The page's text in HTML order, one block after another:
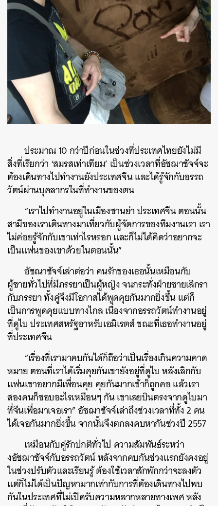
ประมาณ 10 กว่าปีก่อนในช่วงที่ประเทศไทยยังไม่มี
สิ่งที่เรียกว่า ‘สมรสเท่าเทียม’ เป็นช่วงเวลาที่อัชฌาชัจจ์จะ
ต้องเดินทางไปทำงานยังประเทศจีน และได้รู้จักกับอรรถ
วัตน์ผ่านบุคลากรในที่ทำงานของตน
“เราไปทำงานอยู่ในเมืองซานย่า ประเทศจีน ตอนนั้น
สามีของเราเดินทางมาเที่ยวกับผู้จัดการของทีมงานเรา เรา
ไม่ค่อยรู้จักกับเขาเท่าไรหรอก และก็ไม่ได้คิดว่าอยากจะ
เป็นแฟนของเขาด้วยในตอนนั้น”
อัชณาชัจจ์เล่าต่อว่า คนรักของเธอนั้นเหมือนกับ
ผู้ชายทั่วไปที่มีภรรยาเป็นผู้หญิง จนกระทั่งฝ่ายชายเลิกรา
กับภรรยา ทั้งคู่จึงมีโอกาสได้พูดคุยกันมากยิ่งขึ้น แต่ก็
เป็นการพูดคุยแบบทางไกล เนื่องจากอรรถวัตน์ทำงานอยู่
ที่ดูไบ ประเทศสหรัฐอาหรับเอมิเรตส์ ขณะที่เธอทำงานอยู่
ที่ประเทศจีน
“เรื่องที่เรามาคบกันได้ก็ถือว่าเป็นเรื่องเกินความคาด
หมาย ตอนที่เราได้เริ่มคุยกันเขายังอยู่ที่ดูไบ หลังเลิกกับ
แฟนเขาอยากมีเพื่อนคุย คุยกันมากเข้าก็ถูกคอ แล้วเรา
สองคนก็ชอบอะไรเหมือนๆ กัน เขาเลยบินตรงจากดูไบมา
ที่จีนเพื่อมาเจอเรา” อัชฌาชัจจ์เล่าถึงช่วงเวลาที่ทั้ง 2 คน
ได้เจอกันมากยิ่งขึ้น จากนั้นจึงตกลงคบหากันช่วงปี 2557
เหมือนกับคู่รักปกติทั่วไป ความสัมพันธ์ระหว่า
งอัชฌาชัจจ์กับอรรถวัตน์ หลังจากคบกันช่วงแรกยังคงอยู่
ในช่วงปรับตัวและเรียนรู้ ต้องใช้เวลาสักพักกว่าจะลงตัว
แต่ก็ไม่ได้เป็นปัญหามากเท่ากับการที่ต้องเดินทางไปพบ
กันในประเทศที่ไม่เปิดรับความหลากหลายทางเพศ หลัง